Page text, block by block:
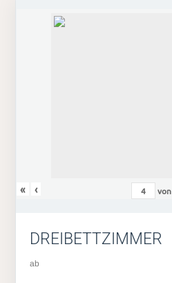
« ‹ von
DREIBETTZIMMER
ab